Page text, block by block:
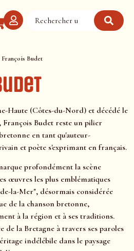
François Budet
Haute (Côtes-du-Nord) et décédé le
François Budet reste un pilier
en tant qu'auteur-
et poète s'exprimant en français.
profondément la scène
œuvres les plus emblématiques
la-Mer", désormais considérée
de la chanson bretonne,
à la région et à ses traditions.
de la Bretagne à travers ses paroles
indélébile dans le paysage